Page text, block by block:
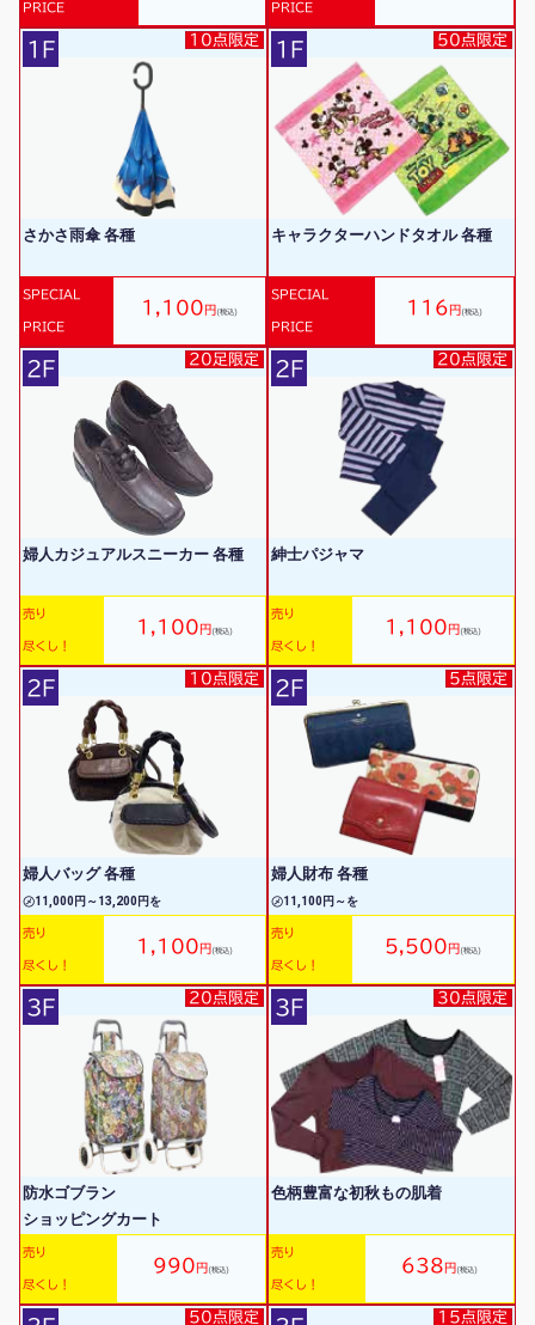
PRICE PRICE
1F 10点限定
さかさ雨傘 各種
SPECIAL
PRICE
1,100 円 (税込)
1F 50点限定
キャラクターハンドタオル 各種
SPECIAL
PRICE
116 円 (税込)
2F 20足限定
婦人カジュアルスニーカー 各種
売り
尽くし！
1,100 円 (税込)
2F 20点限定
紳士パジャマ
売り
尽くし！
1,100 円 (税込)
2F 10点限定
婦人バッグ 各種
㋱11,000円～13,200円を
売り
尽くし！
1,100 円 (税込)
2F 5点限定
婦人財布 各種
㋱11,100円～を
売り
尽くし！
5,500 円 (税込)
3F 20点限定
防水ゴブラン
ショッピングカート
売り
尽くし！
990 円 (税込)
3F 30点限定
色柄豊富な初秋もの肌着
売り
尽くし！
638 円 (税込)
50点限定 15点限定